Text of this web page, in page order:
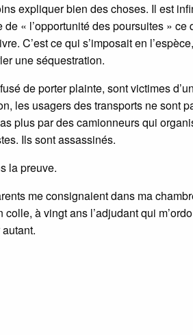
expliquer bien des choses. Il est
« l’opportunité des poursuites » ce
C’est ce qui s’imposait en
une séquestration.
de porter plainte, sont victimes
les usagers des transports ne sont
plus par des camionneurs qui
Ils sont assassinés.
la preuve.
me consignaient dans ma
à vingt ans l’adjudant qui